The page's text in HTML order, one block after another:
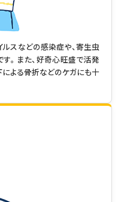
スなどの感染症や、寄生虫
。 また、好奇心旺盛で活発
よる骨折などのケガにも十